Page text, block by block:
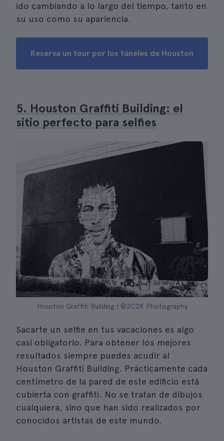
ido cambiando a lo largo del tiempo, tanto en
su uso como su apariencia.
Reserva un tour por los túneles de Houston
5. Houston Graffiti Building: el
sitio perfecto para selfies
Houston Graffiti Building | ©2C2K Photography
Sacarte un selfie en tus vacaciones es algo
casi obligatorio. Para obtener los mejores
resultados siempre puedes acudir al
Houston Graffiti Building. Prácticamente cada
centímetro de la pared de este edificio está
cubierta con graffiti. No se tratan de dibujos
cualquiera, sino que han sido realizados por
conocidos artistas de este mundo.